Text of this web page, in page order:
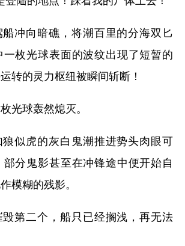
冲向暗礁，将潮百里的分海双匕
枚光球表面的波纹出现了短暂的
转的灵力枢纽被瞬间斩断！
光球轰然熄灭。
似虎的灰白鬼潮推进势头肉眼可
部分鬼影甚至在冲锋途中便开始自
模糊的残影。
第二个，船只已经搁浅，再无法